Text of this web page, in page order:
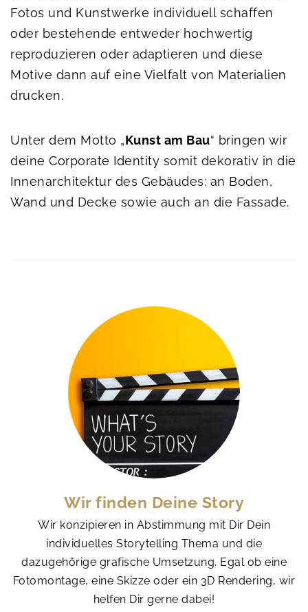
Fotos und Kunstwerke individuell schaffen
oder bestehende entweder hochwertig
reproduzieren oder adaptieren und diese
Motive dann auf eine Vielfalt von Materialien
drucken.
Unter dem Motto „Kunst am Bau“ bringen wir
deine Corporate Identity somit dekorativ in die
Innenarchitektur des Gebäudes: an Boden,
Wand und Decke sowie auch an die Fassade.
Wir finden Deine Story
Wir konzipieren in Abstimmung mit Dir Dein
individuelles Storytelling Thema und die
dazugehörige grafische Umsetzung. Egal ob eine
Fotomontage, eine Skizze oder ein 3D Rendering, wir
helfen Dir gerne dabei!